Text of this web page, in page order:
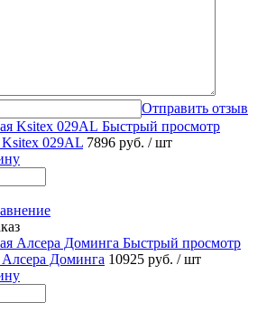
Отправить отзыв
Быстрый просмотр
Ksitex 029AL 7896 руб. / шт
Быстрый просмотр
Доминга 10925 руб. / шт